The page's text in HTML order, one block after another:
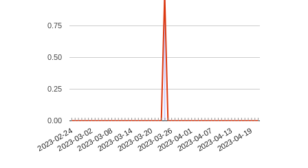
2023-02-242023-03-022023-03-082023-03-142023-03-202023-03-262023-04-012023-04-072023-04-132023-04-19
0.00
0.25
0.50
0.75